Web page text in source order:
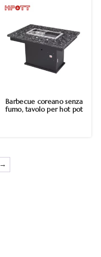
Barbecue coreano senza
fumo, tavolo per hot pot
→